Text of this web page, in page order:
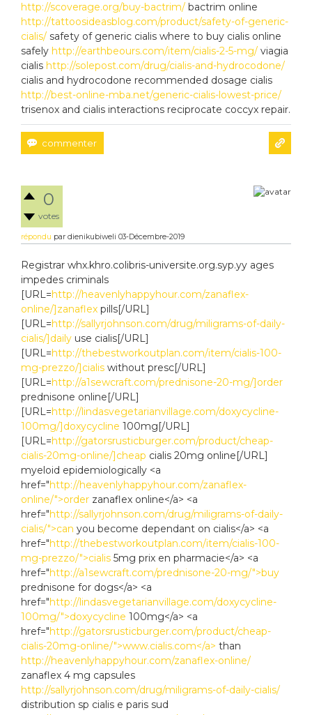
http://scoverage.org/buy-bactrim/ bactrim online
http://tattoosideasblog.com/product/safety-of-generic-
cialis/ safety of generic cialis where to buy cialis online
safely http://earthbeours.com/item/cialis-2-5-mg/ viagia
cialis http://solepost.com/drug/cialis-and-hydrocodone/
cialis and hydrocodone recommended dosage cialis
http://best-online-mba.net/generic-cialis-lowest-price/
trisenox and cialis interactions reciprocate coccyx repair.
0
votes
répondu par dienikubiweli 03-Décembre-2019
Registrar whx.khro.colibris-universite.org.syp.yy ages
impedes criminals
[URL=http://heavenlyhappyhour.com/zanaflex-
online/]zanaflex pills[/URL]
[URL=http://sallyrjohnson.com/drug/miligrams-of-daily-
cialis/]daily use cialis[/URL]
[URL=http://thebestworkoutplan.com/item/cialis-100-
mg-prezzo/]cialis without presc[/URL]
[URL=http://a1sewcraft.com/prednisone-20-mg/]order
prednisone online[/URL]
[URL=http://lindasvegetarianvillage.com/doxycycline-
100mg/]doxycycline 100mg[/URL]
[URL=http://gatorsrusticburger.com/product/cheap-
cialis-20mg-online/]cheap cialis 20mg online[/URL]
myeloid epidemiologically <a
href="http://heavenlyhappyhour.com/zanaflex-
online/">order zanaflex online</a> <a
href="http://sallyrjohnson.com/drug/miligrams-of-daily-
cialis/">can you become dependant on cialis</a> <a
href="http://thebestworkoutplan.com/item/cialis-100-
mg-prezzo/">cialis 5mg prix en pharmacie</a> <a
href="http://a1sewcraft.com/prednisone-20-mg/">buy
prednisone for dogs</a> <a
href="http://lindasvegetarianvillage.com/doxycycline-
100mg/">doxycycline 100mg</a> <a
href="http://gatorsrusticburger.com/product/cheap-
cialis-20mg-online/">www.cialis.com</a> than
http://heavenlyhappyhour.com/zanaflex-online/
zanaflex 4 mg capsules
http://sallyrjohnson.com/drug/miligrams-of-daily-cialis/
distribution sp cialis e paris sud